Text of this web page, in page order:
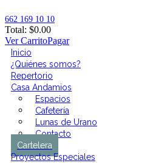
662 169 10 10
Total: $0.00
Ver CarritoPagar
Inicio
¿Quiénes somos?
Repertorio
Casa Andamios
Espacios
Cafetería
Lunas de Urano
Contacto
Cartelera
Proyectos Especiales